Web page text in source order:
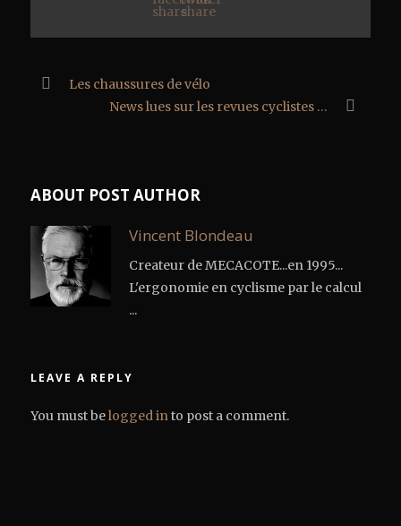
Les chaussures de vélo
News lues sur les revues cyclistes …
ABOUT POST AUTHOR
Vincent Blondeau
Createur de MECACOTE...en 1995...
L'ergonomie en cyclisme par le calcul
...
LEAVE A REPLY
You must belogged into post a comment.